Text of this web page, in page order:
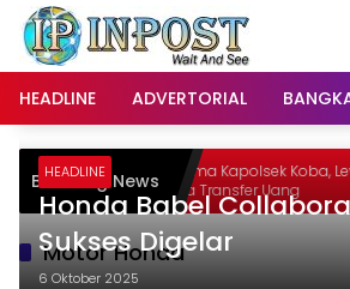
Langsung
konten
HEADLINE
ADVERTORIAL
Breaking News
Nama Kapolsek Koba, Lewat
Minta Transfer Uang
Motor Honda
HEADLINE
Honda Babel
Sukses Digelar
6 Oktober 2025